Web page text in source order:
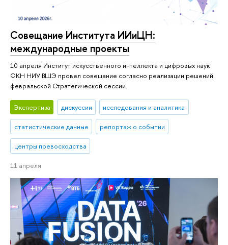
Совещание Института ИИиЦН:
международные проекты
10 апреля Институт искусственного интеллекта и цифровых наук
ФКН НИУ ВШЭ провел совещание согласно реализации решений
февральской Стратегической сессии.
Экспертиза дискуссии исследования и аналитика
статистические данные репортаж о событии
центры превосходства
11 апреля